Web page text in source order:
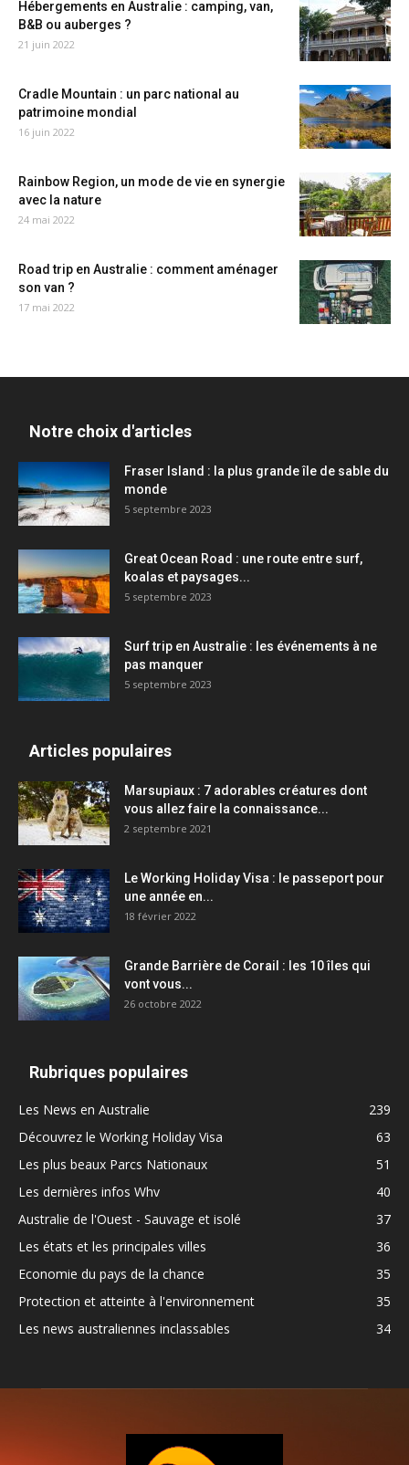
Hébergements en Australie : camping, van,
B&B ou auberges ?
21 juin 2022
Cradle Mountain : un parc national au
patrimoine mondial
16 juin 2022
Rainbow Region, un mode de vie en synergie
avec la nature
24 mai 2022
Road trip en Australie : comment aménager
son van ?
17 mai 2022
Notre choix d'articles
Fraser Island : la plus grande île de sable du
monde
5 septembre 2023
Great Ocean Road : une route entre surf,
koalas et paysages...
5 septembre 2023
Surf trip en Australie : les événements à ne
pas manquer
5 septembre 2023
Articles populaires
Marsupiaux : 7 adorables créatures dont
vous allez faire la connaissance...
2 septembre 2021
Le Working Holiday Visa : le passeport pour
une année en...
18 février 2022
Grande Barrière de Corail : les 10 îles qui
vont vous...
26 octobre 2022
Rubriques populaires
Les News en Australie
239
Découvrez le Working Holiday Visa
63
Les plus beaux Parcs Nationaux
51
Les dernières infos Whv
40
Australie de l'Ouest - Sauvage et isolé
37
Les états et les principales villes
36
Economie du pays de la chance
35
Protection et atteinte à l'environnement
35
Les news australiennes inclassables
34